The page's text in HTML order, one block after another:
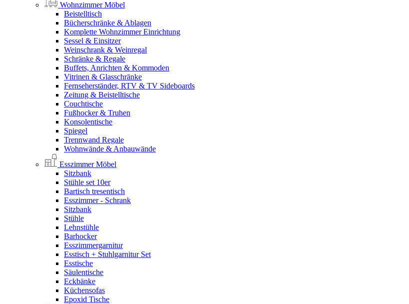
Wohnzimmer Möbel
Beistelltisch
Bücherschränke & Ablagen
Komplette Wohnzimmer Einrichtung
Sessel & Einsitzer
Weinschrank & Weinregal
Schränke & Regale
Buffets, Anrichten & Kommoden
Vitrinen & Glasschränke
Fernseherständer, RTV & TV Sideboards
Zeitung & Beistelltische
Couchtische
Fußhocker & Truhen
Konsolentische
Spiegel
Trennwand Regale
Wohnwände & Anbauwände
Esszimmer Möbel
Sitzbank
Stühle set 10er
Bartisch tresentisch
Esszimmer - Schrank
Sitzbank
Stühle
Lehnstühle
Barhocker
Esszimmergarnitur
Esstisch + Stuhlgarnitur Set
Esstische
Säulentische
Eckbänke
Küchensofas
Epoxid Tische